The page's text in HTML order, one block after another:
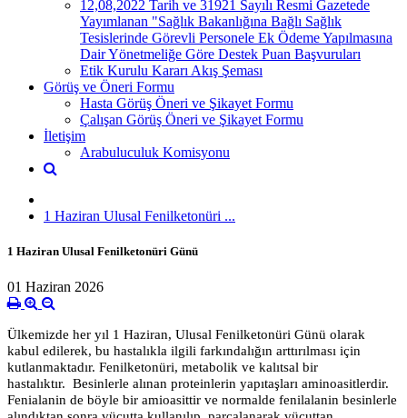
12,08,2022 Tarih ve 31921 Sayılı Resmi Gazetede
Yayımlanan "Sağlık Bakanlığına Bağlı Sağlık
Tesislerinde Görevli Personele Ek Ödeme Yapılmasına
Dair Yönetmeliğe Göre Destek Puan Başvuruları
Etik Kurulu Kararı Akış Şeması
Görüş ve Öneri Formu
Hasta Görüş Öneri ve Şikayet Formu
Çalışan Görüş Öneri ve Şikayet Formu
İletişim
Arabuluculuk Komisyonu
1 Haziran Ulusal Fenilketonüri ...
1 Haziran Ulusal Fenilketonüri Günü
01 Haziran 2026
Ülkemizde her yıl 1 Haziran, Ulusal Fenilketonüri Günü olarak
kabul edilerek, bu hastalıkla ilgili farkındalığın arttırılması için
kutlanmaktadır. Fenilketonüri, metabolik ve kalıtsal bir
hastalıktır. Besinlerle alınan proteinlerin yapıtaşları aminoasitlerdir.
Fenialanin de böyle bir amioasittir ve normalde fenilalanin besinlerle